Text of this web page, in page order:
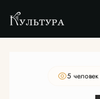
2-комнатная
5 человек